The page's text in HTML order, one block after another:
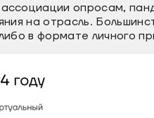
опросам,
на отрасль.
в формате личного